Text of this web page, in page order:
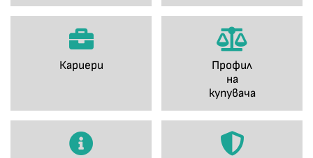
Кариери
Профил
на
купувача